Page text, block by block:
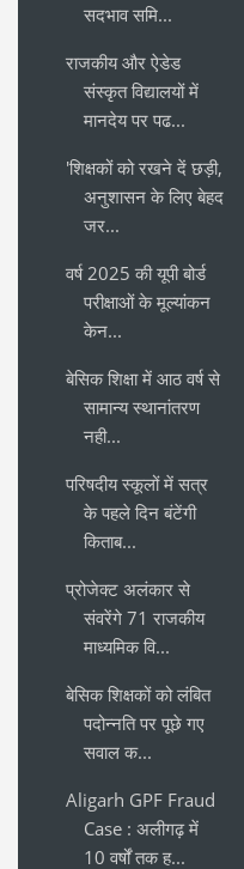
सदभाव समि...
राजकीय और ऐडेड
संस्कृत विद्यालयों में
मानदेय पर पढ...
'शिक्षकों को रखने दें छड़ी,
अनुशासन के लिए बेहद
जर...
वर्ष 2025 की यूपी बोर्ड
परीक्षाओं के मूल्यांकन
केन...
बेसिक शिक्षा में आठ वर्ष से
सामान्य स्थानांतरण
नही...
परिषदीय स्कूलों में सत्र
के पहले दिन बंटेंगी
किताब...
प्रोजेक्ट अलंकार से
संवरेंगे 71 राजकीय
माध्यमिक वि...
बेसिक शिक्षकों को लंबित
पदोन्नति पर पूछे गए
सवाल क...
Aligarh GPF Fraud
Case : अलीगढ़ में
10 वर्षों तक ह...